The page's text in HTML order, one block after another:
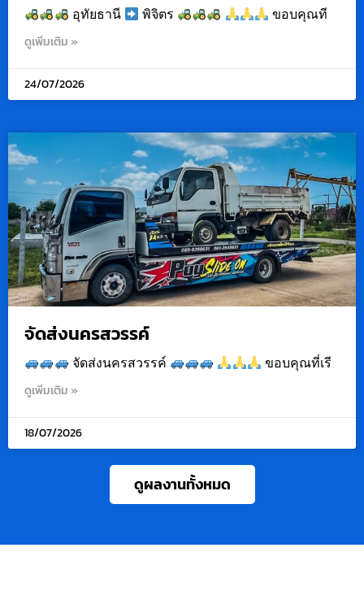
อุทัยธานี พิจิตร ขอบคุณที
ดูเพิ่มเติม »
24/07/2026
จัดส่งนครสวรรค์
จัดส่งนครสวรรค์ ขอบคุณที่เรี
ดูเพิ่มเติม »
18/07/2026
ดูผลงานทั้งหมด